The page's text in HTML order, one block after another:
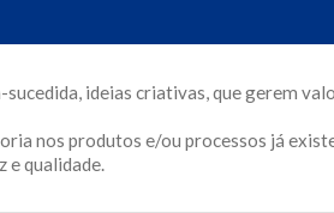
ideias criativas, que gerem
nos produtos e/ou processos já
e qualidade.